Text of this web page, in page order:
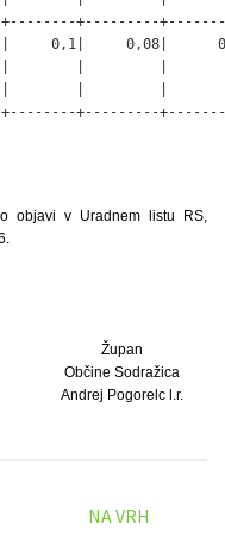
+---------
|     0,1|     0,08|
|        |         |
+---------
objavi v Uradnem listu RS,
Župan
Občine Sodražica
Andrej Pogorelc l.r.
NA VRH